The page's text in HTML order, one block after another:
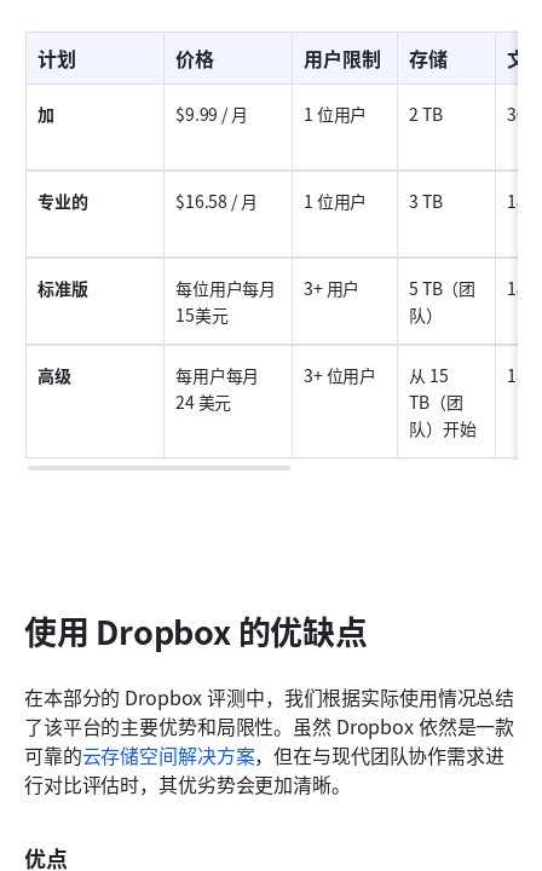
计划 价格 用户限制 存储 文
加 $9.99 / 月 1 位用户 2 TB 30天
专业的 $16.58 / 月 1 位用户 3 TB 180
标准版
每位用户每月
15美元
3+ 用户
5 TB（团
队）
180
高级
每用户每月
24 美元
3+ 位用户
从 15
TB（团
队）开始
1年
使用 Dropbox 的优缺点
在本部分的 Dropbox 评测中，我们根据实际使用情况总结
了该平台的主要优势和局限性。虽然 Dropbox 依然是一款
可靠的云存储空间解决方案，但在与现代团队协作需求进
行对比评估时，其优劣势会更加清晰。
优点